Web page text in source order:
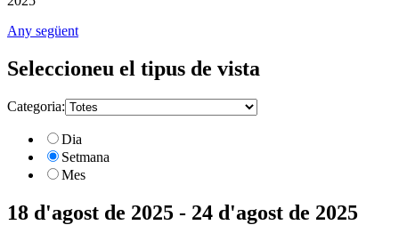
Any següent
Seleccioneu el tipus de vista
Categoria:
Dia
Setmana
Mes
18 d'agost de 2025 - 24 d'agost de 2025